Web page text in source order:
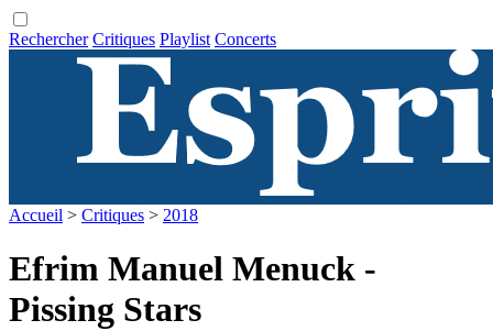
Rechercher Critiques Playlist Concerts
Accueil > Critiques > 2018
Efrim Manuel Menuck -
Pissing Stars